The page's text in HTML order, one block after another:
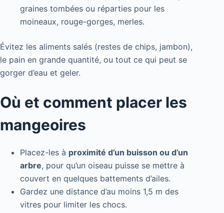
graines tombées ou réparties pour les
moineaux, rouge-gorges, merles.
Évitez les aliments salés (restes de chips, jambon),
le pain en grande quantité, ou tout ce qui peut se
gorger d’eau et geler.
Où et comment placer les
mangeoires
Placez-les à proximité d’un buisson ou d’un
arbre, pour qu’un oiseau puisse se mettre à
couvert en quelques battements d’ailes.
Gardez une distance d’au moins 1,5 m des
vitres pour limiter les chocs.